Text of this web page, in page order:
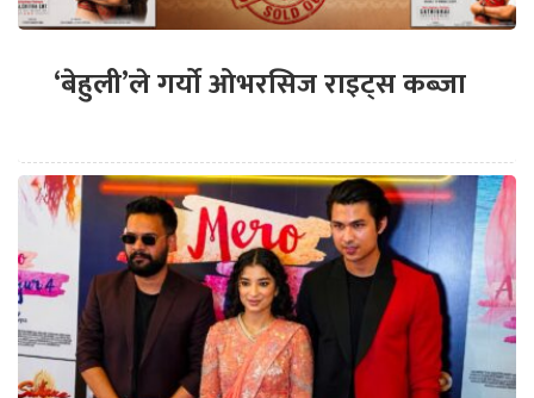
‘बेहुली’ले गर्यो ओभरसिज राइट्स कब्जा